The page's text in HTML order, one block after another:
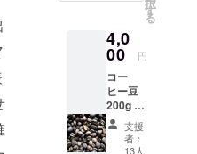
プル用
とし
て）を
50g × 2
種類
（コー
ヒー豆
はお選
び頂け
択
す
る
4,0
00 円
コー
ヒー豆
200g ×
2回
（2ヶ月
分）を
支援
者：
13人